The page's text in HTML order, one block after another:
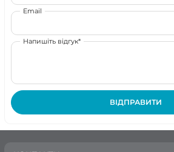
Email
Напишіть відгук*
ВІДПРАВИТИ